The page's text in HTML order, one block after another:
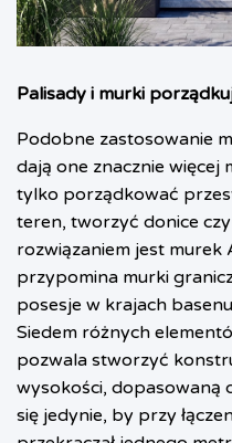
Palisady i murki
Podobne zastosowanie
dają one znacznie więcej
tylko porządkować
teren, tworzyć donice
rozwiązaniem jest
przypomina murki
posesje w krajach
Siedem różnych
pozwala stworzyć
wysokości, dopasowaną
się jedynie, by przy